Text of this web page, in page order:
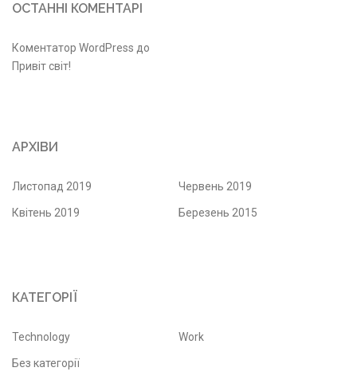
ОСТАННІ КОМЕНТАРІ
Коментатор WordPress до
Привіт світ!
АРХІВИ
Листопад 2019 Червень 2019
Квітень 2019 Березень 2015
КАТЕГОРІЇ
Technology Work
Без категорії